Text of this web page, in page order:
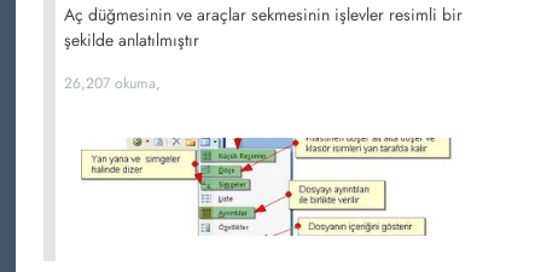
Aç düğmesinin ve araçlar sekmesinin işlevler resimli bir
şekilde anlatılmıştır
26,207 okuma,